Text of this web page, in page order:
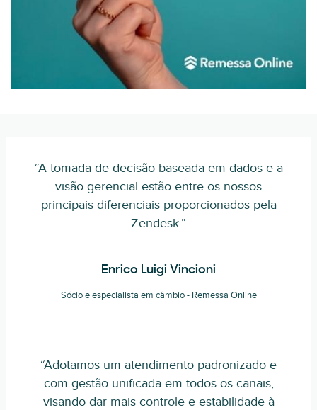
“A tomada de decisão baseada em dados e a
visão gerencial estão entre os nossos
principais diferenciais proporcionados pela
Zendesk.”
Enrico Luigi Vincioni
Sócio e especialista em câmbio - Remessa Online
“Adotamos um atendimento padronizado e
com gestão unificada em todos os canais,
visando dar mais controle e estabilidade à